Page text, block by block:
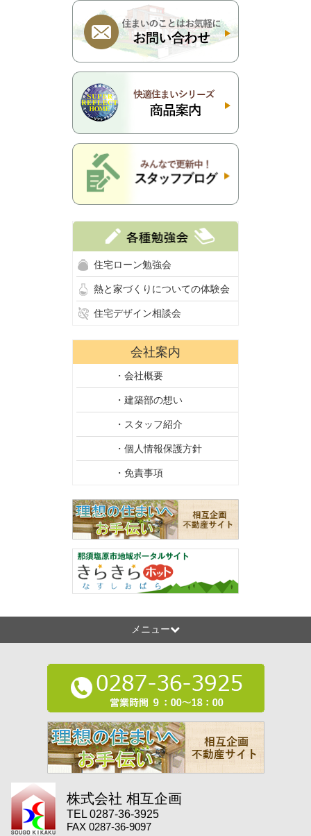
住宅ローン勉強会
熱と家づくりについての体験会
住宅デザイン相談会
会社案内
・会社概要
・建築部の想い
・スタッフ紹介
・個人情報保護方針
・免責事項
メニュー
株式会社 相互企画
TEL 0287-36-3925
FAX 0287-36-9097